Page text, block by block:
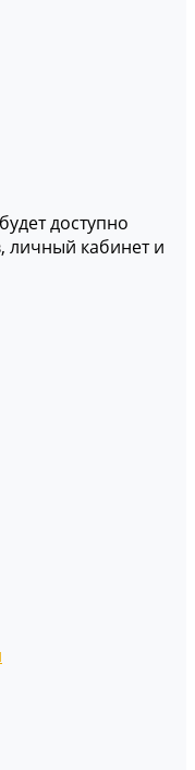
доступно
личный кабинет и